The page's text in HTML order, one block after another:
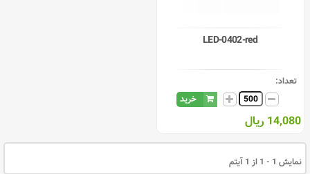
LED-0402-red
تعداد:
خرید
14,080 ریال
نمایش 1 - 1 از 1 آیتم